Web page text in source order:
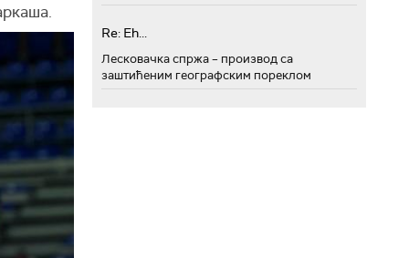
Re: Eh...
Лесковачка спржа – производ са
заштићеним географским пореклом